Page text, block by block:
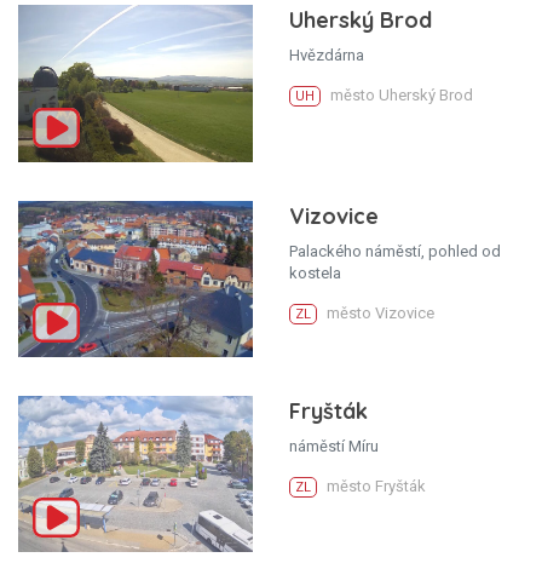
Uherský Brod
Hvězdárna
UH město Uherský Brod
Vizovice
Palackého náměstí, pohled od
kostela
ZL město Vizovice
Fryšták
náměstí Míru
ZL město Fryšták